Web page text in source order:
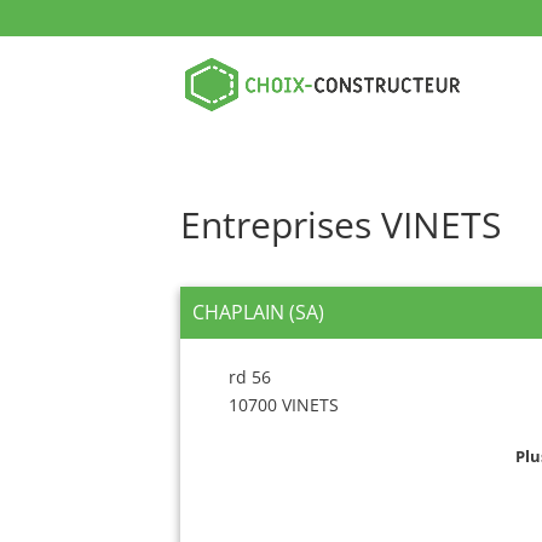
Entreprises VINETS
CHAPLAIN (SA)
rd 56
10700 VINETS